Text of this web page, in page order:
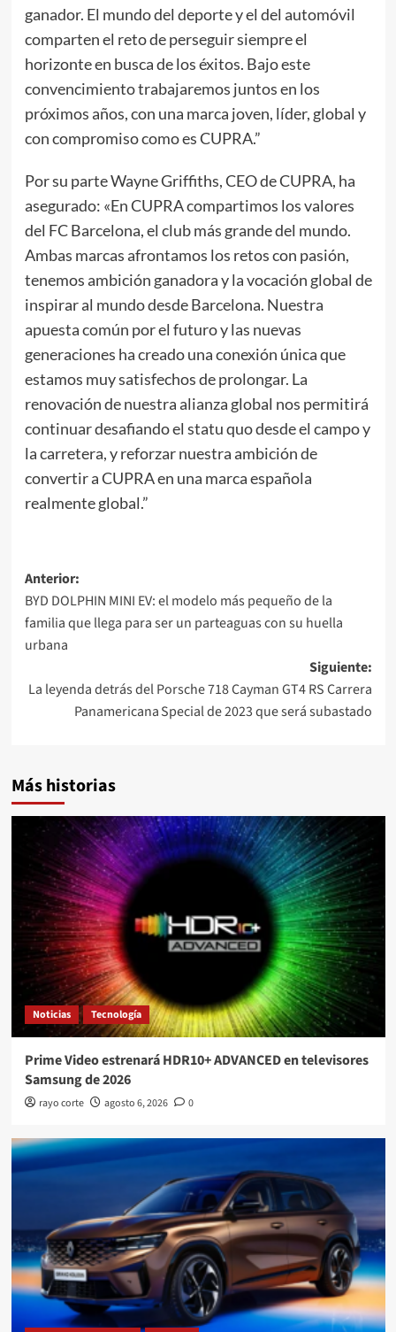
ganador. El mundo del deporte y el del automóvil
comparten el reto de perseguir siempre el
horizonte en busca de los éxitos. Bajo este
convencimiento trabajaremos juntos en los
próximos años, con una marca joven, líder, global y
con compromiso como es CUPRA.”
Por su parte Wayne Griffiths, CEO de CUPRA, ha
asegurado: «En CUPRA compartimos los valores
del FC Barcelona, el club más grande del mundo.
Ambas marcas afrontamos los retos con pasión,
tenemos ambición ganadora y la vocación global de
inspirar al mundo desde Barcelona. Nuestra
apuesta común por el futuro y las nuevas
generaciones ha creado una conexión única que
estamos muy satisfechos de prolongar. La
renovación de nuestra alianza global nos permitirá
continuar desafiando el statu quo desde el campo y
la carretera, y reforzar nuestra ambición de
convertir a CUPRA en una marca española
realmente global.”
Navegación
de
entradas
Anterior:
BYD DOLPHIN MINI EV: el modelo más pequeño de la
familia que llega para ser un parteaguas con su huella
urbana
Siguiente:
La leyenda detrás del Porsche 718 Cayman GT4 RS Carrera
Panamericana Special de 2023 que será subastado
Más historias
Noticias Tecnología
Prime Video estrenará HDR10+ ADVANCED en televisores
Samsung de 2026
rayo corte agosto 6, 2026 0